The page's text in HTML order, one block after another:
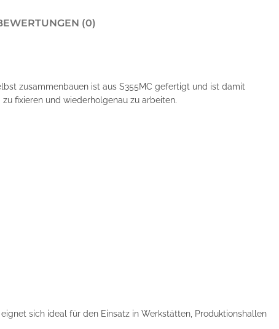
(0)
zusammenbauen ist aus S355MC gefertigt und ist damit
fixieren und wiederholgenau zu arbeiten.
sich ideal für den Einsatz in Werkstätten, Produktionshallen